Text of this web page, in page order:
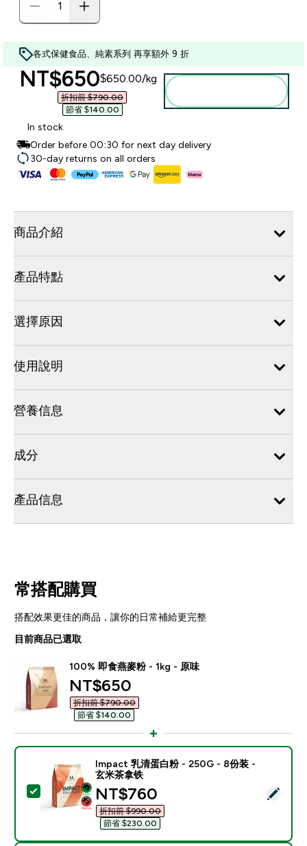
各式保健食品、純素系列 再享額外 9 折
discounted price
NT$650‎$650.00‎/kg
折扣前 $790.00‎
節省 $140.00‎
In stock
Order before 00:30 for next day delivery
30-day returns on all orders
商品介紹
產品特點
選擇原因
使用說明
營養信息
成分
產品信息
常搭配購買
搭配效果更佳的商品，讓你的日常補給更完整
目前商品已選取
100% 即食燕麥粉 - 1kg - 原味
discounted price
NT$650‎
折扣前 $790.00‎
節省 $140.00‎
選取此商品 - Impact 乳清蛋白粉 - 250G - 8份装 - 玄
Impact 乳清蛋白粉 - 250G - 8份装 -
玄米茶拿铁
discounted price
NT$760‎
折扣前 $990.00‎
節省 $230.00‎